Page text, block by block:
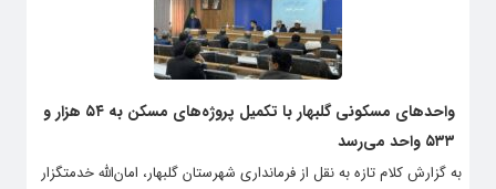
واحدهای مسکونی گلبهار با تکمیل پروژه‌های مسکن به ۵۴ هزار و
۵۳۳ واحد می‌رسد
به گزارش کلام تازه به نقل از فرمانداری شهرستان گلبهار، امان‌الله خدمتگزار